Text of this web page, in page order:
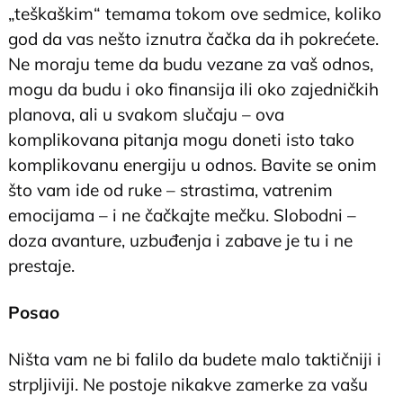
„teškaškim“ temama tokom ove sedmice, koliko
god da vas nešto iznutra čačka da ih pokrećete.
Ne moraju teme da budu vezane za vaš odnos,
mogu da budu i oko finansija ili oko zajedničkih
planova, ali u svakom slučaju – ova
komplikovana pitanja mogu doneti isto tako
komplikovanu energiju u odnos. Bavite se onim
što vam ide od ruke – strastima, vatrenim
emocijama – i ne čačkajte mečku. Slobodni –
doza avanture, uzbuđenja i zabave je tu i ne
prestaje.
Posao
Ništa vam ne bi falilo da budete malo taktičniji i
strpljiviji. Ne postoje nikakve zamerke za vašu